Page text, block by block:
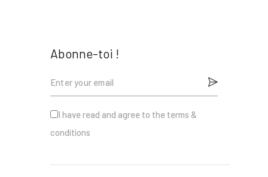
Abonne-toi !
I have read and agree to the terms &
conditions